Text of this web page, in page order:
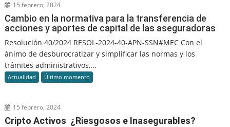
15 febrero, 2024
Cambio en la normativa para la transferencia de
acciones y aportes de capital de las aseguradoras
Resolución 40/2024 RESOL-2024-40-APN-SSN#MEC Con el
ánimo de desburocratizar y simplificar las normas y los
trámites administrativos,...
Actualidad Último momento
15 febrero, 2024
Cripto Activos ¿Riesgosos e Inasegurables?